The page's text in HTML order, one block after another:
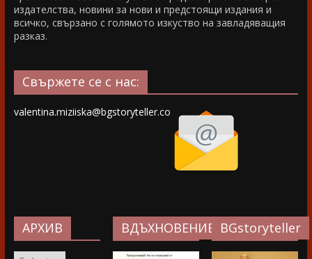
издателства, новини за нови и предстоящи издания и
всичко, свързано с голямото изкуство на завладяващия
разказ.
Свържете се с нас:
valentina.miziiska@bgstoryteller.co
АРХИВ ВДЪХНОВЕНИЕ…BGstoryteller